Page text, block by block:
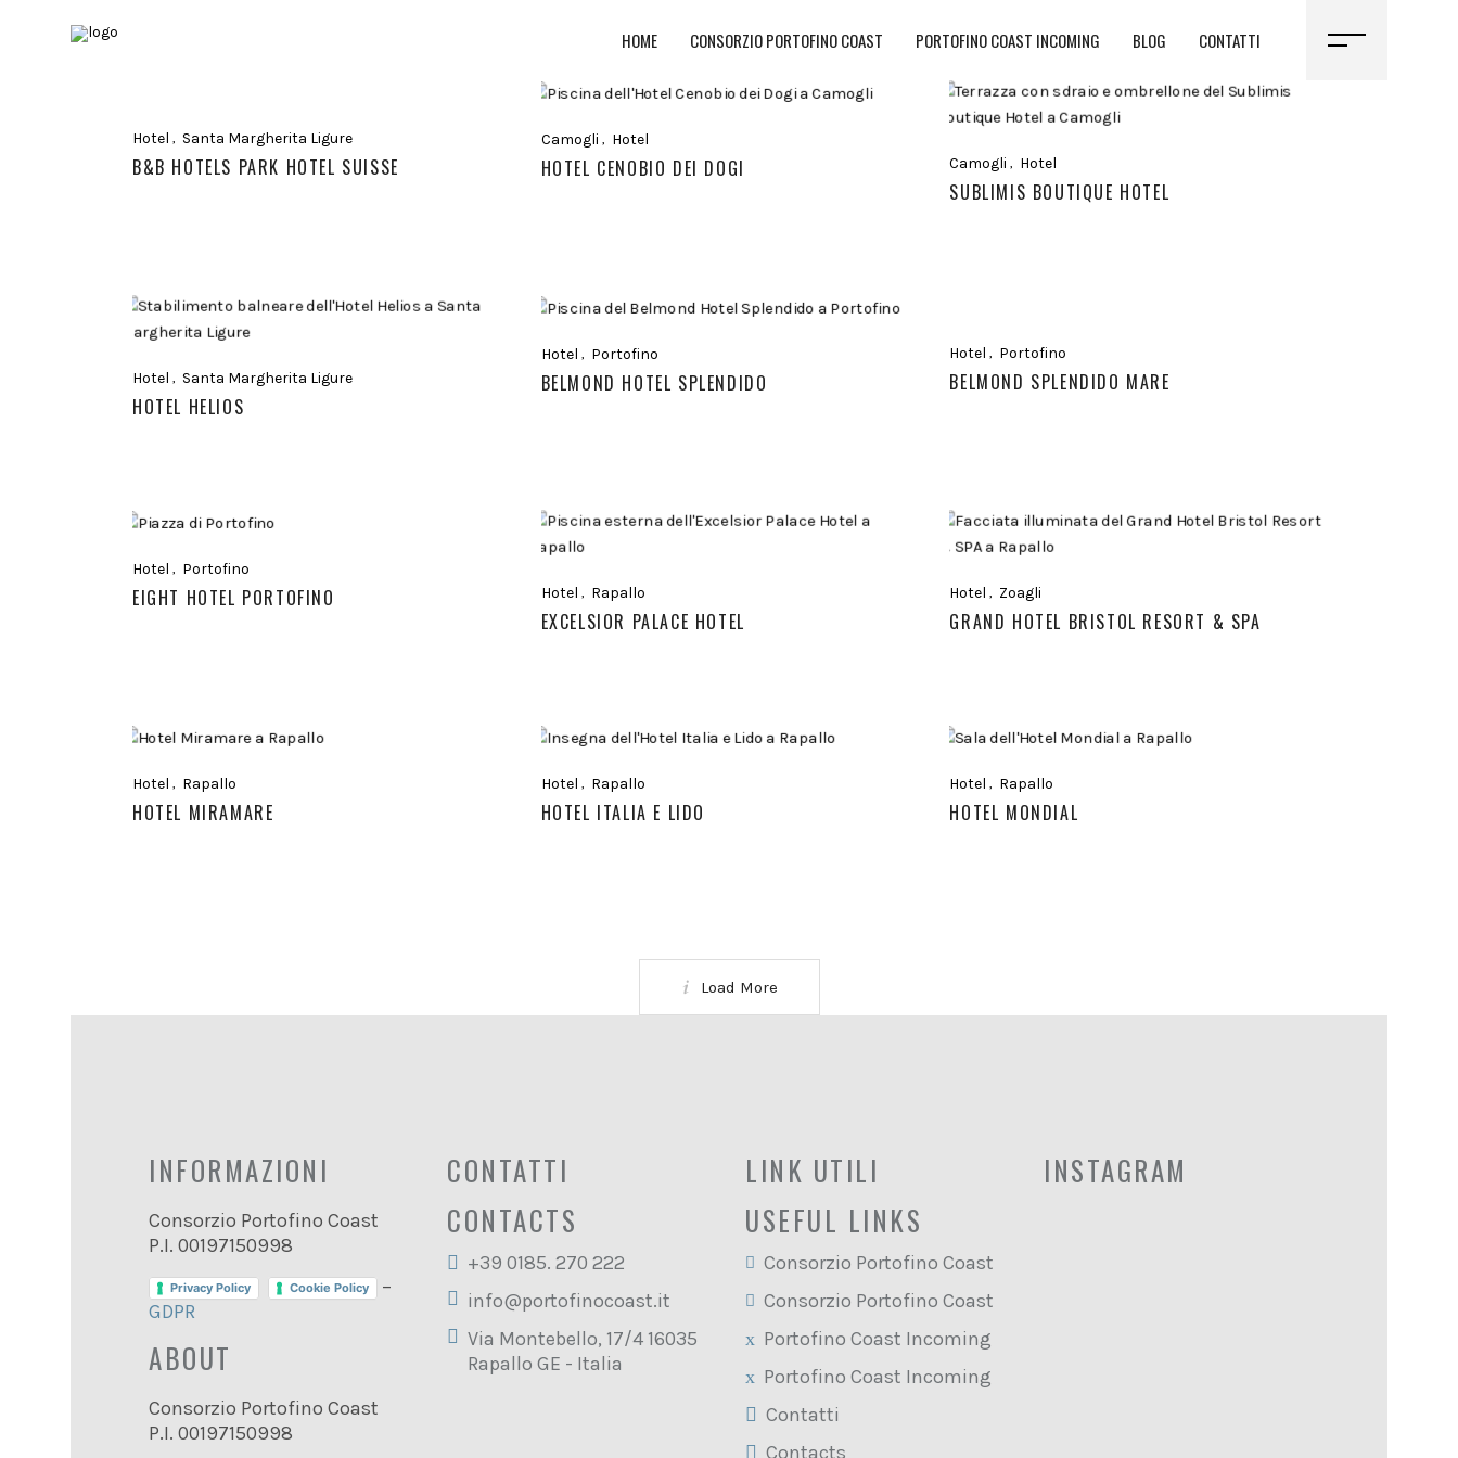
HOME CONSORZIO PORTOFINO COAST PORTOFINO COAST INCOMING BLOG CONTATTI
Hotel Santa Margherita Ligure
B&B HOTELS PARK HOTEL SUISSE
Camogli Hotel
HOTEL CENOBIO DEI DOGI Camogli Hotel
SUBLIMIS BOUTIQUE HOTEL
Hotel Santa Margherita Ligure
HOTEL HELIOS
Hotel Portofino
BELMOND HOTEL SPLENDIDO
Hotel Portofino
BELMOND SPLENDIDO MARE
Hotel Portofino
EIGHT HOTEL PORTOFINO Hotel Rapallo
EXCELSIOR PALACE HOTEL
Hotel Zoagli
GRAND HOTEL BRISTOL RESORT & SPA
Hotel Rapallo
HOTEL MIRAMARE
Hotel Rapallo
HOTEL ITALIA E LIDO
Hotel Rapallo
HOTEL MONDIAL
Load More
INFORMAZIONI
Consorzio Portofino Coast
P.I. 00197150998
Privacy Policy Cookie Policy
–
GDPR
ABOUT
Consorzio Portofino Coast
P.I. 00197150998
CONTATTI
CONTACTS
+39 0185. 270 222
info@portofinocoast.it
Via Montebello, 17/4 16035
Rapallo GE - Italia
LINK UTILI
USEFUL LINKS
Consorzio Portofino Coast
Consorzio Portofino Coast
Portofino Coast Incoming
Portofino Coast Incoming
Contatti
Contacts
INSTAGRAM